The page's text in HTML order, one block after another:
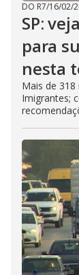
DO R7/16/02/
SP:
para
nesta
Mais de
Imigrantes;